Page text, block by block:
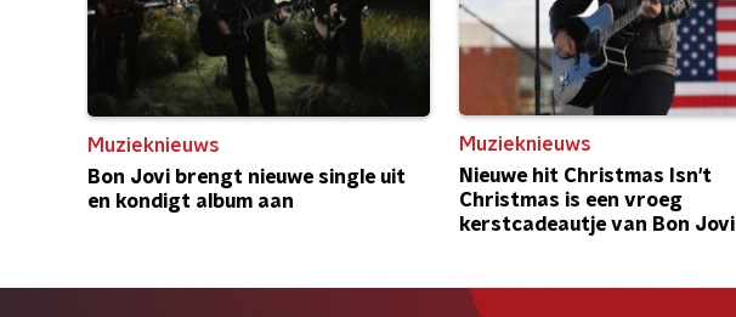
Muzieknieuws
Bon Jovi brengt nieuwe single uit
en kondigt album aan
Muzieknieuws
Nieuwe hit Christmas Isn't
Christmas is een vroeg
kerstcadeautje van Bon Jovi